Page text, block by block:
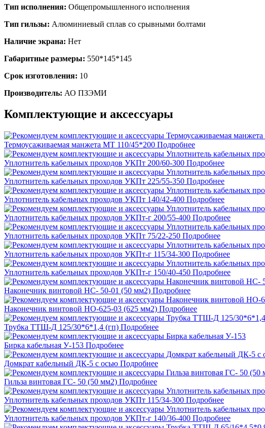
Тип исполнения: Общепромышленного исполнения
Тип гильзы: Алюминиевый сплав со срывными болтами
Наличие экрана: Нет
Габаритные размеры: 550*145*145
Срок изготовления: 10
Производитель: АО ПЗЭМИ
Комплектующие и аксессуары
Термоусаживаемая манжета МТ 110/45*200 Подробнее
Уплотнитель кабельных проходов УКПт 200/60-300 Подробнее
Уплотнитель кабельных проходов УКПт 225/55-350 Подробнее
Уплотнитель кабельных проходов УКПт 140/42-400 Подробнее
Уплотнитель кабельных проходов УКПт-г 200/55-400 Подробнее
Уплотнитель кабельных проходов УКПт 75/22-250 Подробнее
Уплотнитель кабельных проходов УКПт-г 115/34-300 Подробнее
Уплотнитель кабельных проходов УКПт-г 150/40-450 Подробнее
Наконечник винтовой НС- 50-01 (50 мм2) Подробнее
Наконечник винтовой НО-625-03 (625 мм2) Подробнее
Трубка ТТШ-Д 125/30*6*1,4 (гп) Подробнее
Бирка кабельная У-153 Подробнее
Домкрат кабельный ДК-5 с осью Подробнее
Гильза винтовая ГС- 50 (50 мм2) Подробнее
Уплотнитель кабельных проходов УКПт 115/34-300 Подробнее
Уплотнитель кабельных проходов УКПт-г 140/36-400 Подробнее